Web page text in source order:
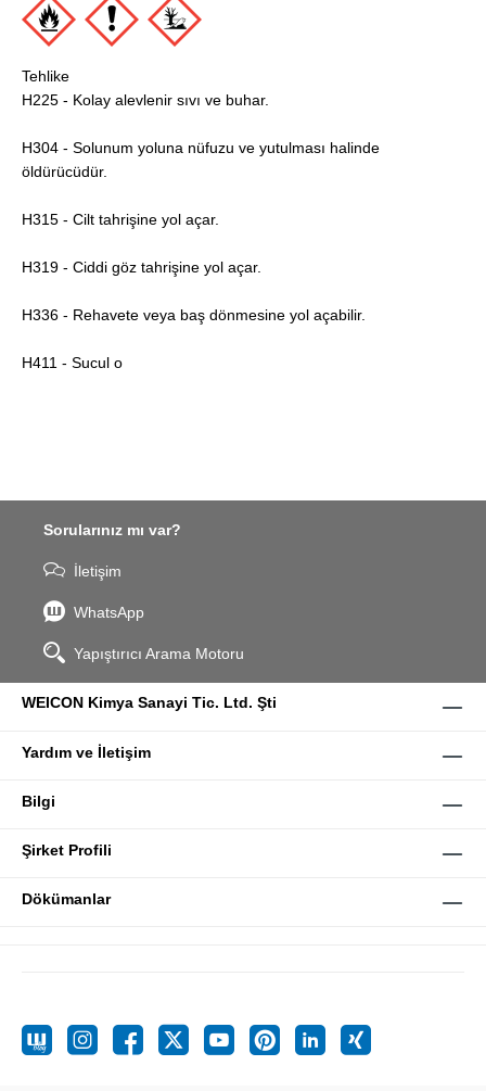
Tehlike
H225 - Kolay alevlenir sıvı ve buhar.
H304 - Solunum yoluna nüfuzu ve yutulması halinde
öldürücüdür.
H315 - Cilt tahrişine yol açar.
H319 - Ciddi göz tahrişine yol açar.
H336 - Rehavete veya baş dönmesine yol açabilir.
H411 - Sucul o
Sorularınız mı var?
İletişim
WhatsApp
Yapıştırıcı Arama Motoru
WEICON Kimya Sanayi Tic. Ltd. Şti
Yardım ve İletişim
Bilgi
Şirket Profili
Dökümanlar